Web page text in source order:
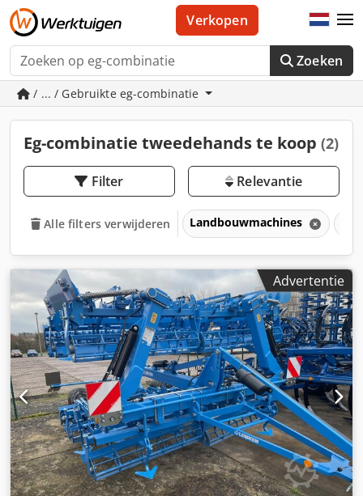
Zoeken
Verkopen
/ ... / Gebruikte eg-combinatie
Eg-combinatie tweedehands te koop (2)
Filter Relevantie
Alle filters verwijderen Landbouwmachines
Advertentie